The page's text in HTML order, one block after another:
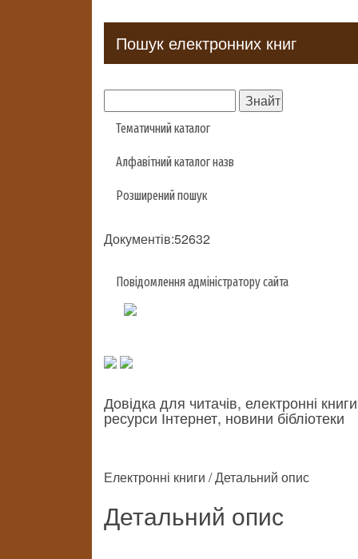
Пошук електронних книг
Тематичний каталог
Алфавітний каталог назв
Розширений пошук
Документів:52632
Повідомлення адміністратору сайта
Довідка для читачів, електронні
ресурси Інтернет, новини бібліотеки
Електронні книги / Детальний опис
Детальний опис